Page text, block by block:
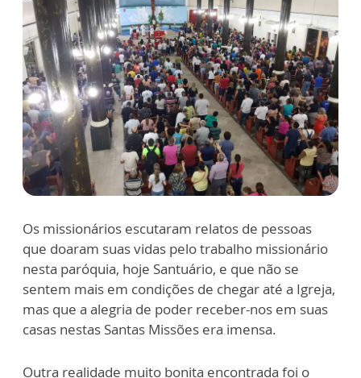
Os missionários escutaram relatos de pessoas
que doaram suas vidas pelo trabalho missionário
nesta paróquia, hoje Santuário, e que não se
sentem mais em condições de chegar até a Igreja,
mas que a alegria de poder receber-nos em suas
casas nestas Santas Missões era imensa.
Outra realidade muito bonita encontrada foi o